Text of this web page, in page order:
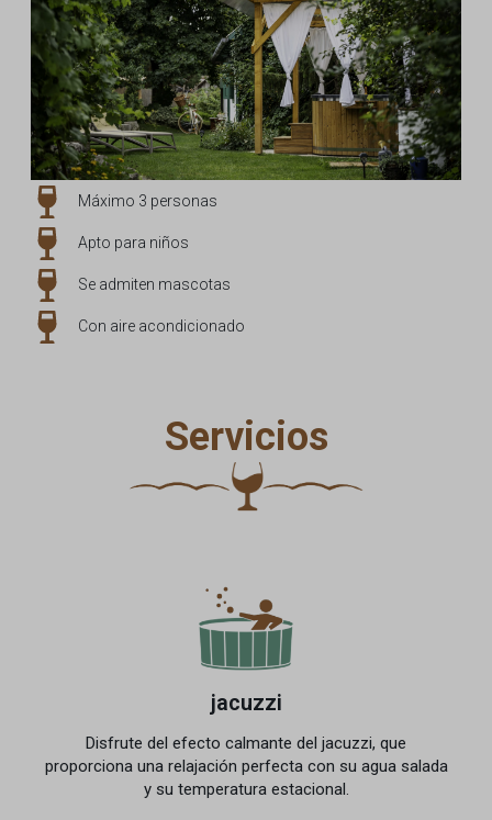
Máximo 3 personas
Apto para niños
Se admiten mascotas
Con aire acondicionado
Servicios
jacuzzi
Disfrute del efecto calmante del jacuzzi, que
proporciona una relajación perfecta con su agua salada
y su temperatura estacional.